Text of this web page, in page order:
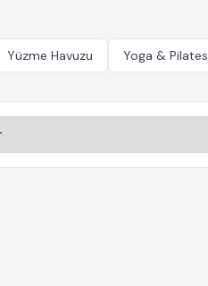
Yüzme Havuzu Yoga & Pilates